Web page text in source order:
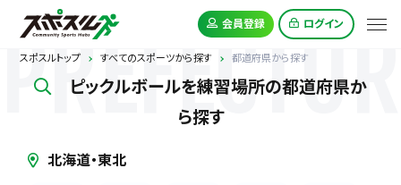
会員登録 ログイン
スポスルトップ すべてのスポーツから探す 都道府県から探す
ピックルボールを練習場所の都道府県か
ら探す
北海道・東北